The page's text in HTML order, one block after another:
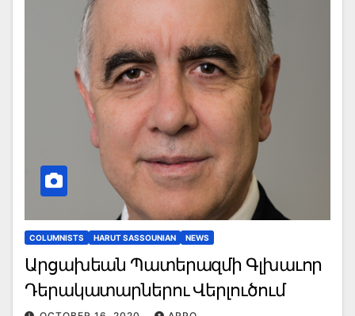
COLUMNISTS HARUT SASSOUNIAN NEWS
Արցախեան Պատերազմի Գլխաւոր
Դերակատարներու Վերլուծում